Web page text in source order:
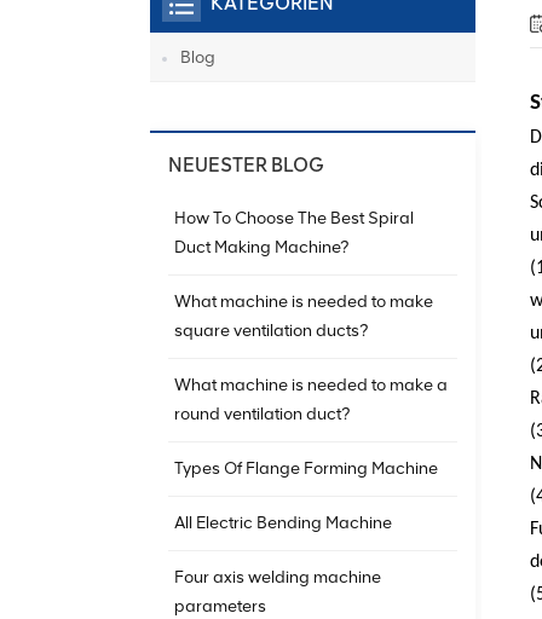
Blog
NEUESTER BLOG
How To Choose The Best Spiral
Duct Making Machine?
What machine is needed to make
square ventilation ducts?
What machine is needed to make a
round ventilation duct?
Types Of Flange Forming Machine
All Electric Bending Machine
Four axis welding machine
parameters